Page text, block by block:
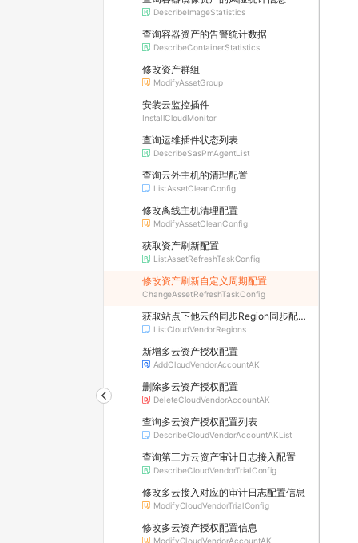
DescribeImageStatistics
查询容器资产的告警统计数据
DescribeContainerStatistics
修改资产群组
ModifyAssetGroup
安装云监控插件
InstallCloudMonitor
查询运维插件状态列表
DescribeSasPmAgentList
查询云外主机的清理配置
ListAssetCleanConfig
修改离线主机清理配置
ModifyAssetCleanConfig
获取资产刷新配置
ListAssetRefreshTaskConfig
修改资产刷新自定义周期配置
ChangeAssetRefreshTaskConfig
获取站点下他云的同步Region同步配置列表
ListCloudVendorRegions
新增多云资产授权配置
AddCloudVendorAccountAK
删除多云资产授权配置
DeleteCloudVendorAccountAK
查询多云资产授权配置列表
DescribeCloudVendorAccountAKList
查询第三方云资产审计日志接入配置
DescribeCloudVendorTrialConfig
修改多云接入对应的审计日志配置信息
ModifyCloudVendorTrialConfig
修改多云资产授权配置信息